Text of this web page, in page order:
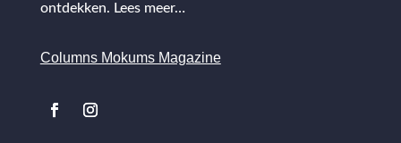
ontdekken. Lees meer…
Columns Mokums Magazine